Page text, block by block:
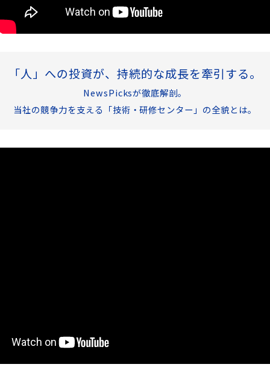
「人」への投資が、持続的な成長を牽引する。
NewsPicksが徹底解剖。
当社の競争力を支える「技術・研修センター」の全貌とは。